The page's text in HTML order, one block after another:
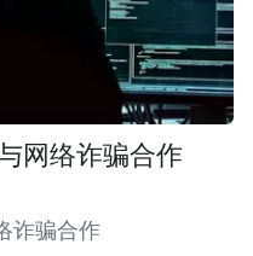
网络诈骗合作
诈骗合作